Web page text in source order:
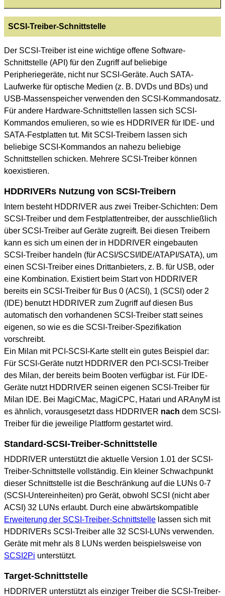
SCSI-Treiber-Schnittstelle
Der SCSI-Treiber ist eine wichtige offene Software-
Schnittstelle (API) für den Zugriff auf beliebige
Peripheriegeräte, nicht nur SCSI-Geräte. Auch SATA-
Laufwerke für optische Medien (z. B. DVDs und BDs) und
USB-Massenspeicher verwenden den SCSI-Kommandosatz.
Für andere Hardware-Schnittstellen lassen sich SCSI-
Kommandos emulieren, so wie es HDDRIVER für IDE- und
SATA-Festplatten tut. Mit SCSI-Treibern lassen sich
beliebige SCSI-Kommandos an nahezu beliebige
Schnittstellen schicken. Mehrere SCSI-Treiber können
koexistieren.
HDDRIVERs Nutzung von SCSI-Treibern
Intern besteht HDDRIVER aus zwei Treiber-Schichten: Dem
SCSI-Treiber und dem Festplattentreiber, der ausschließlich
über SCSI-Treiber auf Geräte zugreift. Bei diesen Treibern
kann es sich um einen der in HDDRIVER eingebauten
SCSI-Treiber handeln (für ACSI/SCSI/IDE/ATAPI/SATA), um
einen SCSI-Treiber eines Drittanbieters, z. B. für USB, oder
eine Kombination. Existiert beim Start von HDDRIVER
bereits ein SCSI-Treiber für Bus 0 (ACSI), 1 (SCSI) oder 2
(IDE) benutzt HDDRIVER zum Zugriff auf diesen Bus
automatisch den vorhandenen SCSI-Treiber statt seines
eigenen, so wie es die SCSI-Treiber-Spezifikation
vorschreibt.
Ein Milan mit PCI-SCSI-Karte stellt ein gutes Beispiel dar:
Für SCSI-Geräte nutzt HDDRIVER den PCI-SCSI-Treiber
des Milan, der bereits beim Booten verfügbar ist. Für IDE-
Geräte nutzt HDDRIVER seinen eigenen SCSI-Treiber für
Milan IDE. Bei MagiCMac, MagiCPC, Hatari und ARAnyM ist
es ähnlich, vorausgesetzt dass HDDRIVER nach dem SCSI-
Treiber für die jeweilige Plattform gestartet wird.
Standard-SCSI-Treiber-Schnittstelle
HDDRIVER unterstützt die aktuelle Version 1.01 der SCSI-
Treiber-Schnittstelle vollständig. Ein kleiner Schwachpunkt
dieser Schnittstelle ist die Beschränkung auf die LUNs 0-7
(SCSI-Untereinheiten) pro Gerät, obwohl SCSI (nicht aber
ACSI) 32 LUNs erlaubt. Durch eine abwärtskompatible
Erweiterung der SCSI-Treiber-Schnittstelle lassen sich mit
HDDRIVERs SCSI-Treiber alle 32 SCSI-LUNs verwenden.
Geräte mit mehr als 8 LUNs werden beispielsweise von
SCSI2Pi unterstützt.
Target-Schnittstelle
HDDRIVER unterstützt als einziger Treiber die SCSI-Treiber-